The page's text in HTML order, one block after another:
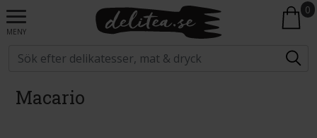
MENY
0
Macario